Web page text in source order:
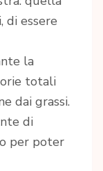
di essere
la
totali
dai grassi.
di
per poter